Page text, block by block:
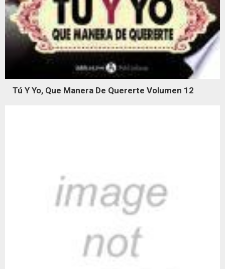
Tú Y Yo, Que Manera De Quererte Volumen 12